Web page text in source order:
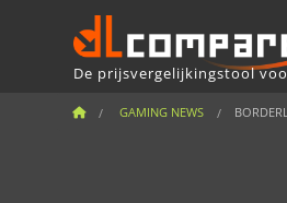
De prijsvergelijkingstool
GAMING NEWS